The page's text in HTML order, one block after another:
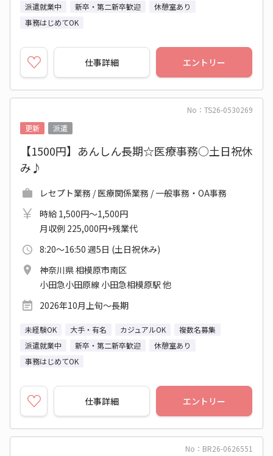
派遣就業中
新卒・第二新卒歓迎
休憩室あり
事務はじめてOK
仕事詳細 エントリー
No：TS26-0530269
更新
派遣
【1500円】あんしん長期☆医療事務○土日祝休
み♪
レセプト業務 / 医療関係業務 / 一般事務・OA事務
時給 1,500円～1,500円
月収例 225,000円+残業代
8:20～16:50 週5日 (土日祝休み)
神奈川県 相模原市南区
小田急小田原線 小田急相模原駅 他
2026年10月上旬～長期
未経験OK 大手・有名 カジュアルOK
複数名募集
派遣就業中
新卒・第二新卒歓迎
休憩室あり
事務はじめてOK
仕事詳細 エントリー
No：BR26-0626551